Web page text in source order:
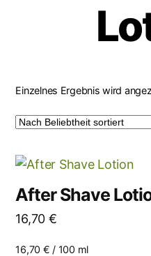
Einzelnes Ergebnis wird
After Shave
16,70 €
16,70 € / 100 ml